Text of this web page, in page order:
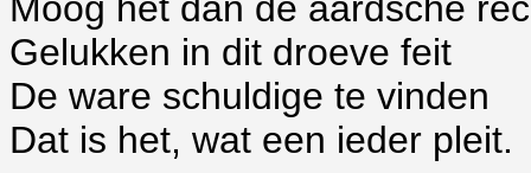
Gelukken in dit droeve feit
De ware schuldige te vinden
Dat is het, wat een ieder pleit.